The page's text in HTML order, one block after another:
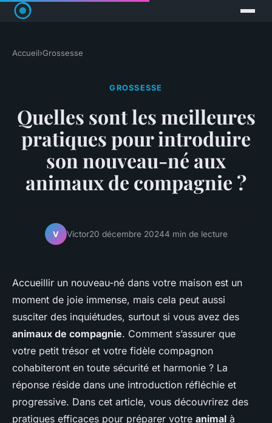
Accueil›Grossesse
GROSSESSE
Quelles sont les meilleures
pratiques pour introduire
son nouveau-né aux
animaux de compagnie ?
V Victor20 décembre 20244 min de lecture
Accueillir un nouveau-né dans votre maison est un
moment de joie immense, mais cela peut aussi
susciter des inquiétudes, surtout si vous avez des
animaux de compagnie. Comment s’assurer que
votre petit trésor et votre fidèle compagnon
cohabiteront en toute sécurité et harmonie ? La
réponse réside dans une introduction réfléchie et
progressive. Dans cet article, vous découvrirez des
pratiques efficaces pour préparer votre animal à